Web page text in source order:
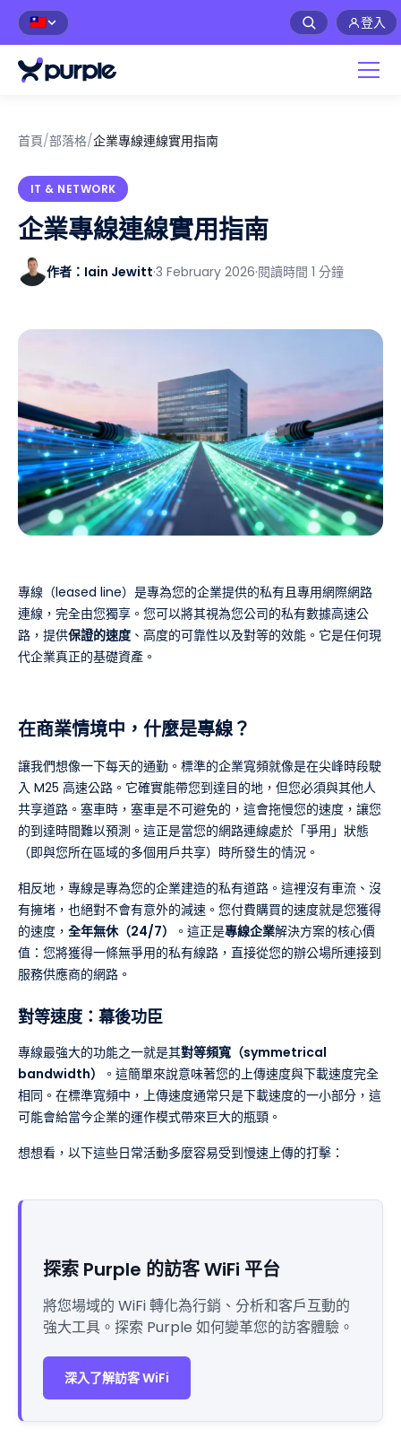
🇹🇼 登入
首頁/部落格/企業專線連線實用指南
IT & NETWORK
企業專線連線實用指南
作者：Iain Jewitt·3 February 2026·閱讀時間 1 分鐘
專線（leased line）是專為您的企業提供的私有且專用網際網路
連線，完全由您獨享。您可以將其視為您公司的私有數據高速公
路，提供保證的速度 、高度的可靠性以及對等的效能。它是任何現
代企業真正的基礎資產。
在商業情境中，什麼是專線？
讓我們想像一下每天的通勤。標準的企業寬頻就像是在尖峰時段駛
入 M25 高速公路。它確實能帶您到達目的地，但您必須與其他人
共享道路。塞車時，塞車是不可避免的，這會拖慢您的速度，讓您
的到達時間難以預測。這正是當您的網路連線處於「爭用」狀態
（即與您所在區域的多個用戶共享）時所發生的情況。
相反地，專線是專為您的企業建造的私有道路。這裡沒有車流、沒
有擁堵，也絕對不會有意外的減速。您付費購買的速度就是您獲得
的速度， 全年無休（24/7） 。這正是專線企業解決方案的核心價
值：您將獲得一條無爭用的私有線路，直接從您的辦公場所連接到
服務供應商的網路。
對等速度：幕後功臣
專線最強大的功能之一就是其對等頻寬（symmetrical
bandwidth）
。這簡單來說意味著您的上傳速度與下載速度完全
相同。在標準寬頻中，上傳速度通常只是下載速度的一小部分，這
可能會給當今企業的運作模式帶來巨大的瓶頸。
想想看，以下這些日常活動多麼容易受到慢速上傳的打擊：
探索 Purple 的訪客 WiFi 平台
將您場域的 WiFi 轉化為行銷、分析和客戶互動的
強大工具。探索 Purple 如何變革您的訪客體驗。
深入了解訪客 WiFi